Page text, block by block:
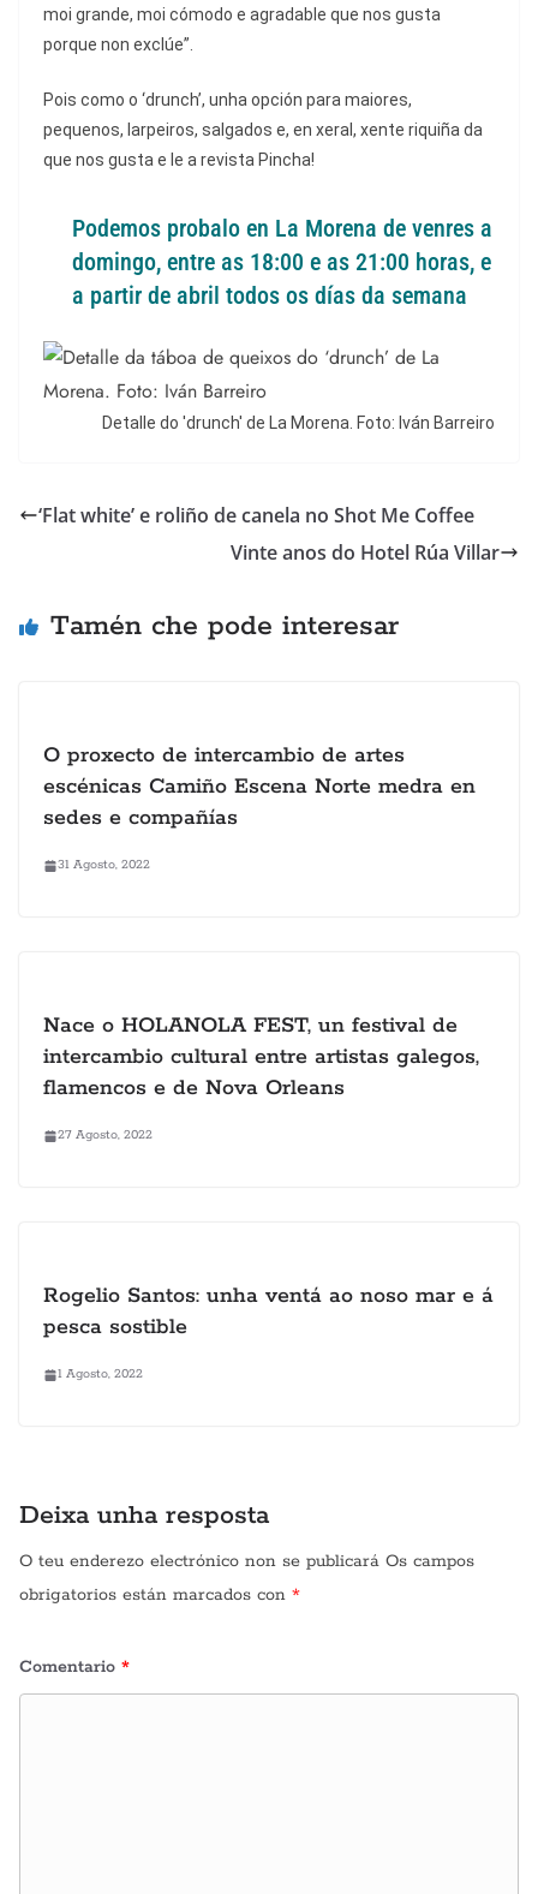
moi grande, moi cómodo e agradable que nos gusta
porque non exclúe”.
Pois como o ‘drunch’, unha opción para maiores,
pequenos, larpeiros, salgados e, en xeral, xente riquiña da
que nos gusta e le a revista Pincha!
Podemos probalo en La Morena de venres a
domingo, entre as 18:00 e as 21:00 horas, e
a partir de abril todos os días da semana
Detalle do 'drunch' de La Morena. Foto: Iván Barreiro
‘Flat white’ e roliño de canela no Shot Me Coffee
Vinte anos do Hotel Rúa Villar
Tamén che pode interesar
O proxecto de intercambio de artes
escénicas Camiño Escena Norte medra en
sedes e compañías
31 Agosto, 2022
Nace o HOLANOLA FEST, un festival de
intercambio cultural entre artistas galegos,
flamencos e de Nova Orleans
27 Agosto, 2022
Rogelio Santos: unha ventá ao noso mar e á
pesca sostible
1 Agosto, 2022
Deixa unha resposta
O teu enderezo electrónico non se publicará Os campos
obrigatorios están marcados con *
Comentario *